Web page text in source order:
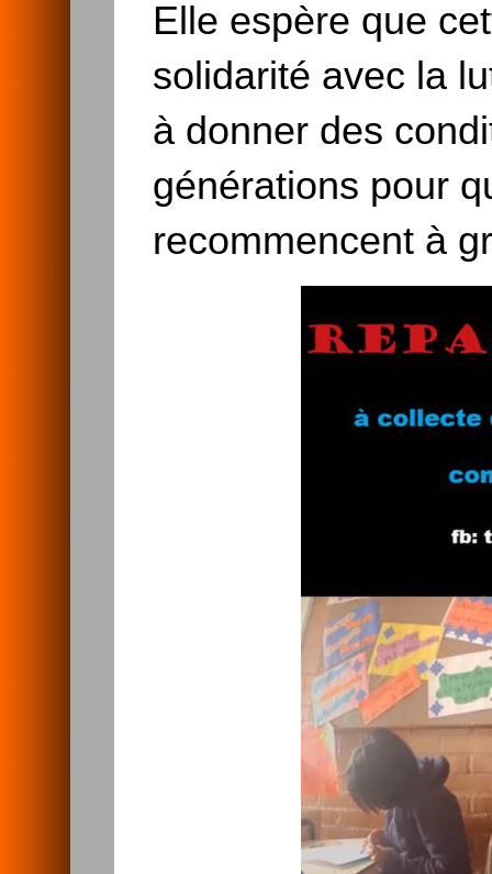
Elle espère que
solidarité avec la
à donner des
générations pour
recommencent à